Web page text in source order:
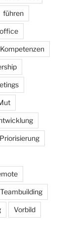
führen
Kompetenzen
Priorisierung
Teambuilding
Vorbild